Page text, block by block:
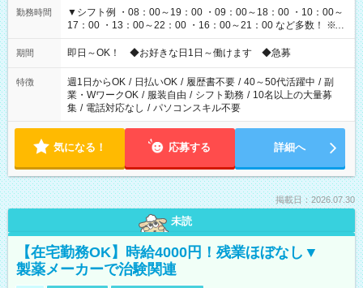
勤務時間
▼シフト例 ・08：00～19：00 ・09：00～18：00 ・10：00～
17：00 ・13：00～22：00 ・16：00～21：00 など多数！ ※お
仕事により勤務時間が異なります
期間 即日～OK！ ◆お好きな日1日～働けます ◆急募
特徴 週1日からOK / 日払いOK / 履歴書不要 / 40～50代活躍中 / 副
業・WワークOK / 服装自由 / シフト勤務 / 10名以上の大量募
集 / 電話対応なし / パソコンスキル不要
気になる！ 応募する 詳細へ
掲載日：2026.07.30
未読
【在宅勤務OK】時給4000円！残業ほぼなし▼
製薬メーカーで治験関連